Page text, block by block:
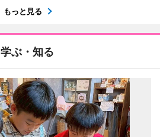
もっと見る
学ぶ・知る